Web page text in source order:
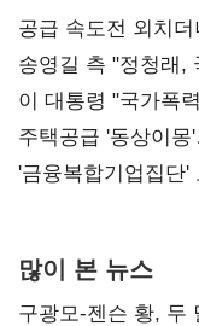
공급 속도전 외치
리모델링' 제안
송영길 측 "정청래,
총선 지휘 못해"
이 대통령 "국가폭
진실 밝혀야"
주택공급 '동상이
'금융복합기업집단'
많이 본 뉴스
구광모-젠슨 황, 두